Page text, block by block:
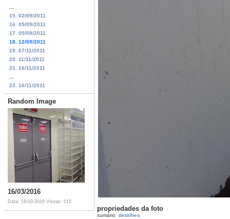
15. 02/09/2011
16. 05/09/2011
17. 05/09/2011
18. 12/09/2011
19. 07/11/2011
20. 11/11/2011
21. 16/11/2011
23. 16/11/2011
Random Image
16/03/2016
Data: 16-03-2016 Visitas: 515
propriedades da foto
sumário detalhes